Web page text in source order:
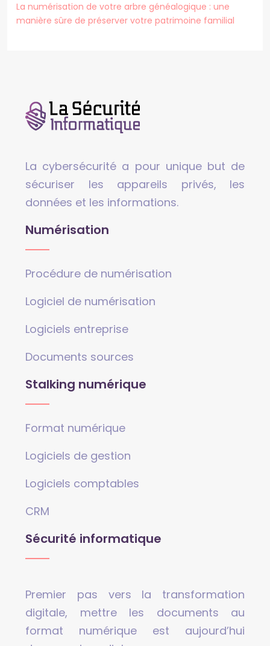
La numérisation de votre arbre généalogique : une
manière sûre de préserver votre patrimoine familial
La cybersécurité a pour unique but de
sécuriser les appareils privés, les
données et les informations.
Numérisation
Procédure de numérisation
Logiciel de numérisation
Logiciels entreprise
Documents sources
Stalking numérique
Format numérique
Logiciels de gestion
Logiciels comptables
CRM
Sécurité informatique
Premier pas vers la transformation
digitale, mettre les documents au
format numérique est aujourd’hui